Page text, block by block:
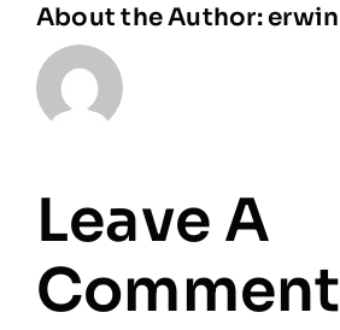
About the Author:erwin
Leave A
Comment